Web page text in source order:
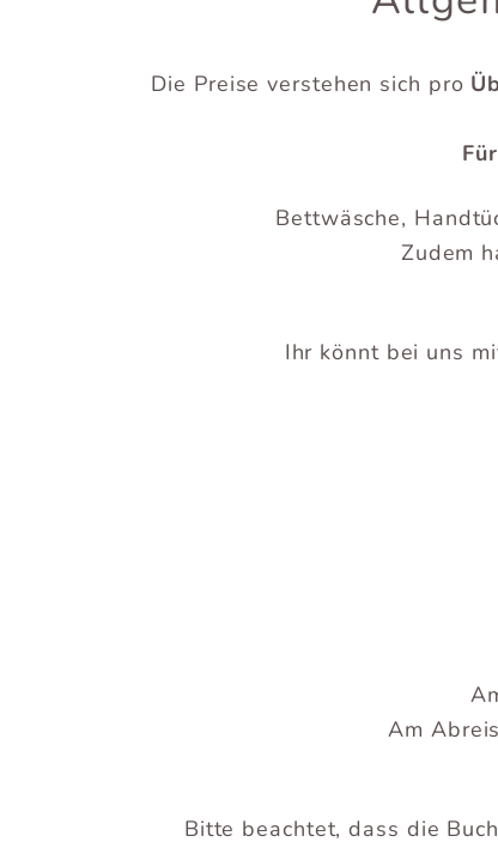
Die Preise verstehen sich pro
Bettwäsche,
Zudem
Ihr könnt bei uns
Am
Bitte beachtet, dass die